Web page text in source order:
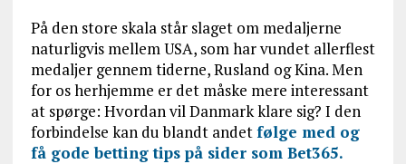
På den store skala står slaget om medaljerne
naturligvis mellem USA, som har vundet allerflest
medaljer gennem tiderne, Rusland og Kina. Men
for os herhjemme er det måske mere interessant
at spørge: Hvordan vil Danmark klare sig? I den
forbindelse kan du blandt andetfølge med og
få gode betting tips på sider som Bet365.